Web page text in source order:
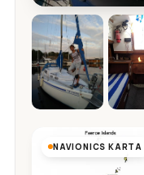
NAVIONICS KARTA